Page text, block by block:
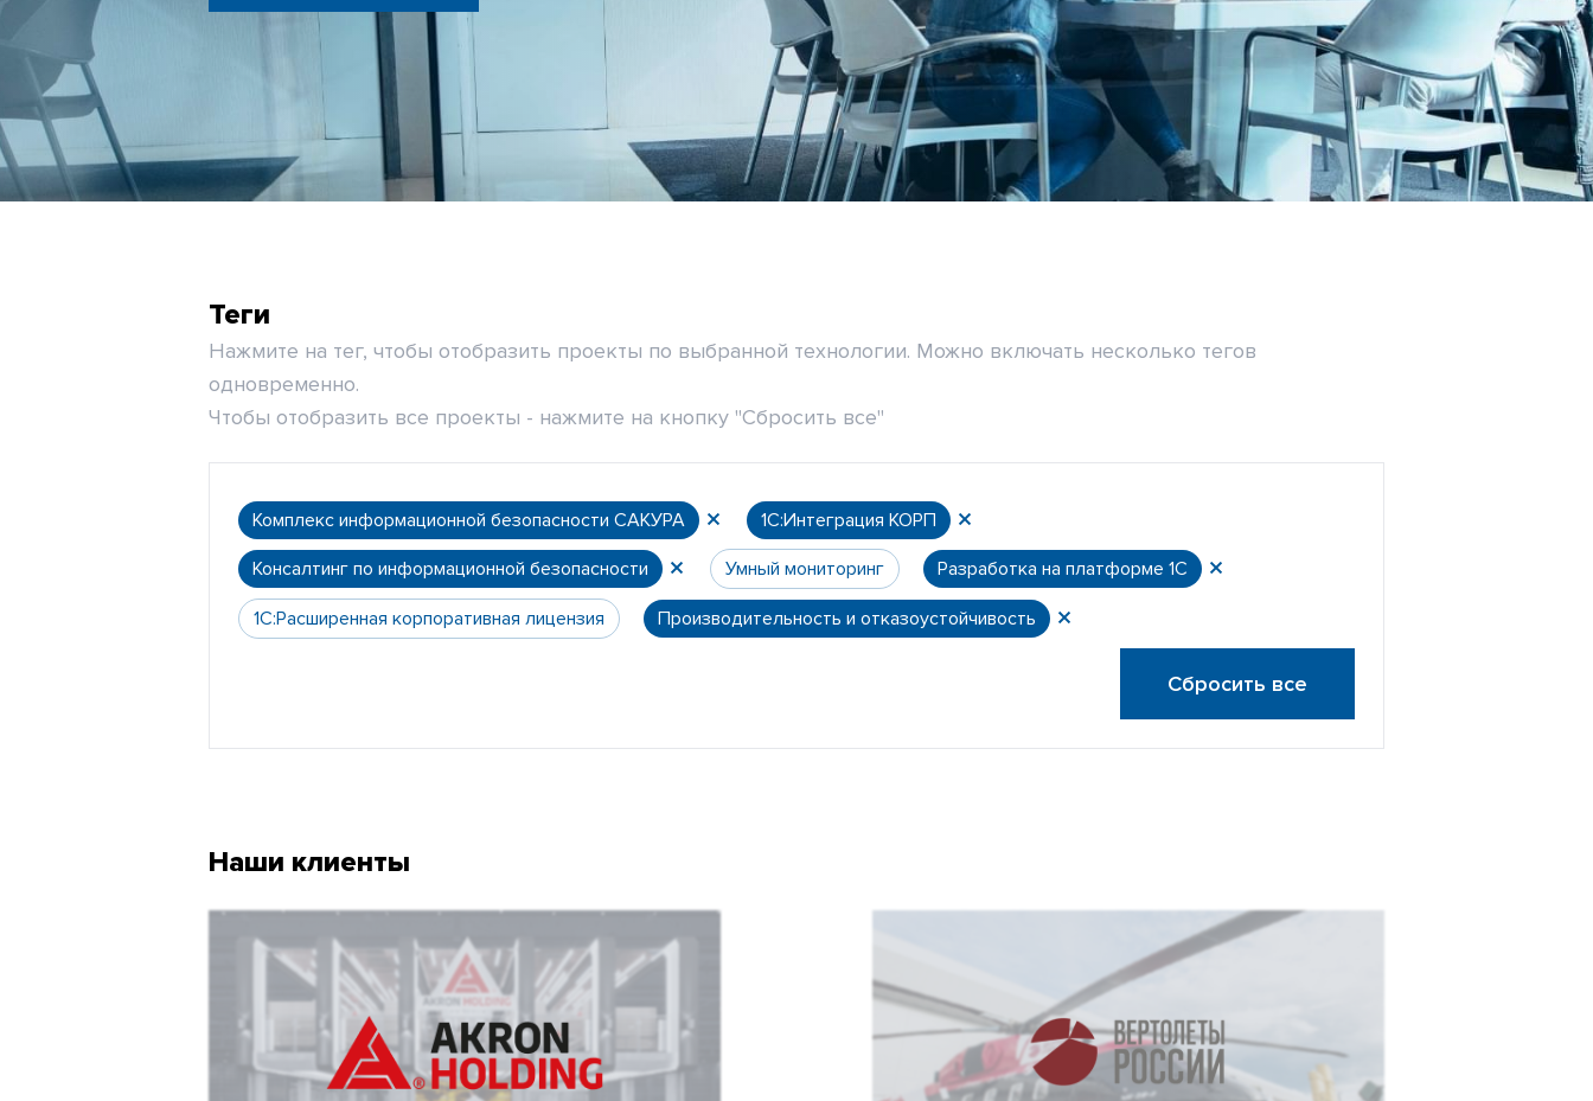
Теги
Нажмите на тег, чтобы отобразить проекты по выбранной технологии. Можно включать несколько тегов
одновременно.
Чтобы отобразить все проекты - нажмите на кнопку "Сбросить все"
Комплекс информационной безопасности САКУРА 1С:Интеграция КОРП
Консалтинг по информационной безопасности Умный мониторинг Разработка на платформе 1С
1С:Расширенная корпоративная лицензия Производительность и отказоустойчивость
Сбросить все
Наши клиенты